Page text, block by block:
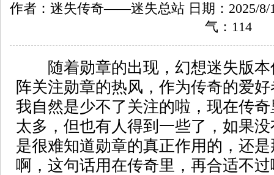
作者：迷失传奇——迷失总站 日期：2025/8/
气： 114
随着勋章的出现，幻想迷失版本
阵关注勋章的热风，作为传奇的爱
我自然是少不了关注的啦，现在传
太多，但也有人得到一些了，如果
是很难知道勋章的真正作用的，还
啊，这句话用在传奇里，再合适不